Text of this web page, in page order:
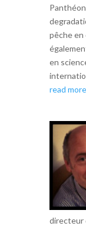
pêche en
en
read more
directeur